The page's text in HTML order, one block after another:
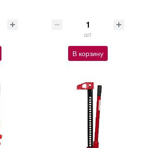
шт
В корзину